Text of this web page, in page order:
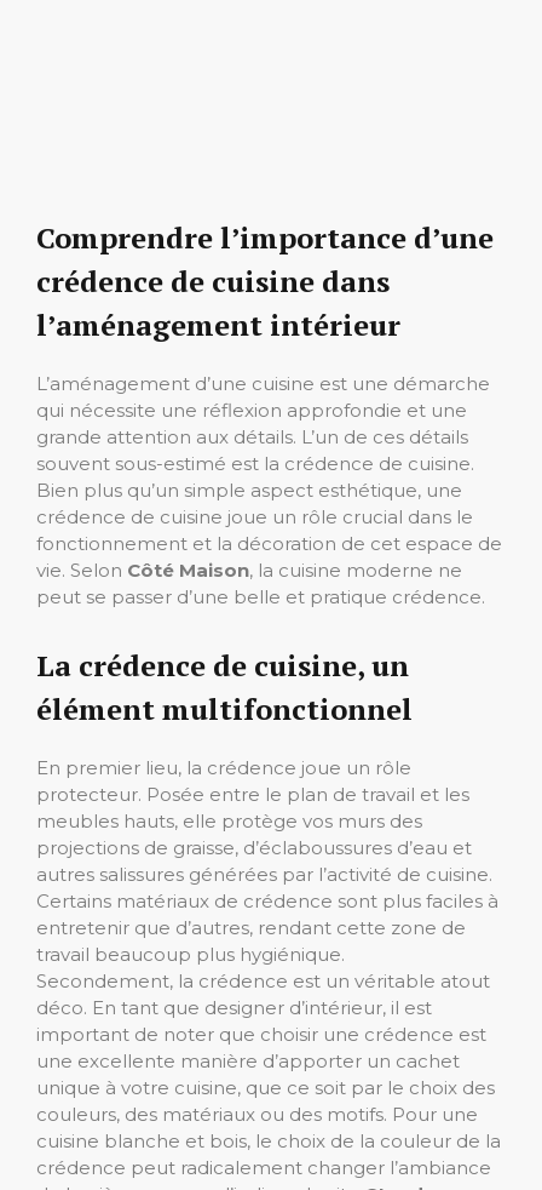
Comprendre l’importance d’une
crédence de cuisine dans
l’aménagement intérieur
L’aménagement d’une cuisine est une démarche
qui nécessite une réflexion approfondie et une
grande attention aux détails. L’un de ces détails
souvent sous-estimé est la crédence de cuisine.
Bien plus qu’un simple aspect esthétique, une
crédence de cuisine joue un rôle crucial dans le
fonctionnement et la décoration de cet espace de
vie. Selon Côté Maison, la cuisine moderne ne
peut se passer d’une belle et pratique crédence.
La crédence de cuisine, un
élément multifonctionnel
En premier lieu, la crédence joue un rôle
protecteur. Posée entre le plan de travail et les
meubles hauts, elle protège vos murs des
projections de graisse, d’éclaboussures d’eau et
autres salissures générées par l’activité de cuisine.
Certains matériaux de crédence sont plus faciles à
entretenir que d’autres, rendant cette zone de
travail beaucoup plus hygiénique.
Secondement, la crédence est un véritable atout
déco. En tant que designer d’intérieur, il est
important de noter que choisir une crédence est
une excellente manière d’apporter un cachet
unique à votre cuisine, que ce soit par le choix des
couleurs, des matériaux ou des motifs. Pour une
cuisine blanche et bois, le choix de la couleur de la
crédence peut radicalement changer l’ambiance